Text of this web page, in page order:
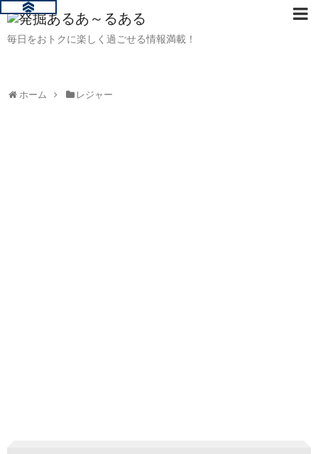
毎日をおトクに楽しく過ごせる情報満載！
ホーム レジャー